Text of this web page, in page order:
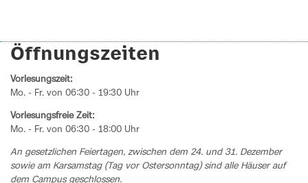
Öffnungszeiten
Vorlesungszeit:
Mo. - Fr. von 06:30 - 19:30 Uhr
Vorlesungsfreie Zeit:
Mo. - Fr. von 06:30 - 18:00 Uhr
An gesetzlichen Feiertagen, zwischen dem 24. und 31. Dezember
sowie am Karsamstag (Tag vor Ostersonntag) sind alle Häuser auf
dem Campus geschlossen.